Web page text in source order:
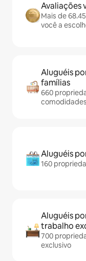
Avaliações
Mais de
você a
Aluguéis
famílias
660
Aluguéis
160
Aluguéis
trabalho
700
exclusivo